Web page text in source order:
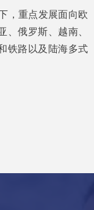
，重点发展面向欧
、俄罗斯、越南、
铁路以及陆海多式